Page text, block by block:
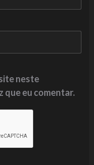
neste
que eu comentar.